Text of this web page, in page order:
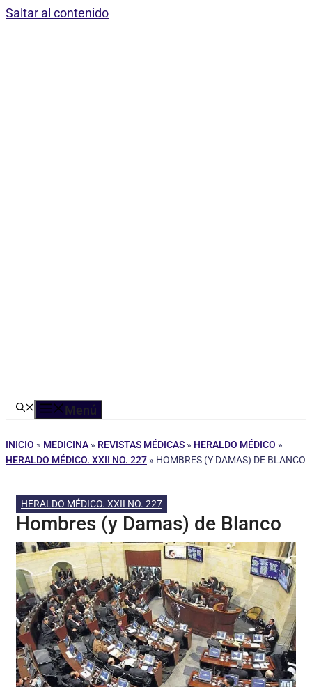
Saltar al contenido
Menú
INICIO » MEDICINA » REVISTAS MÉDICAS » HERALDO MÉDICO »
HERALDO MÉDICO. XXII NO. 227 » HOMBRES (Y DAMAS) DE BLANCO
HERALDO MÉDICO. XXII NO. 227
Hombres (y Damas) de Blanco